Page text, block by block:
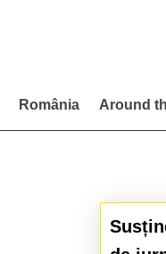
România Around